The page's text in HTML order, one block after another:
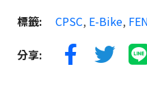
標籤: CPSC, E-Bike,
分享: